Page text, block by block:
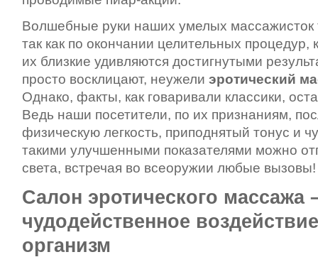
Волшебные руки наших умелых массажисток
так как по окончании целительных процедур,
их близкие удивляются достигнутыми
просто восклицают, неужели эротический
Однако, факты, как говаривали классики,
Ведь наши посетители, по их признаниям,
физическую легкость, приподнятый тонус и
такими улучшенными показателями можно
света, встречая во всеоружии любые
Салон эротического массажа
чудодейственное
организм